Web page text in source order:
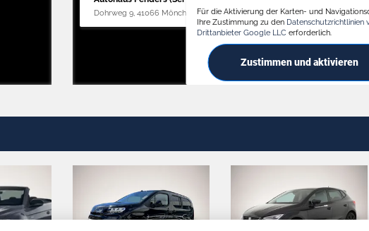
Dohrweg 9, 41066 MönchengladbachFür die Aktivierung der Karten- und
Ihre Zustimmung zu den Datenschutzrichtlinien
Drittanbieter Google LLC erforderlich.
Zustimmen und aktivieren